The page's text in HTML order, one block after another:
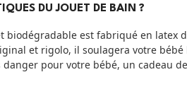
DU JOUET DE BAIN ?
biodégradable est fabriqué en latex
et rigolo, il soulagera votre
pour votre bébé, un cadeau